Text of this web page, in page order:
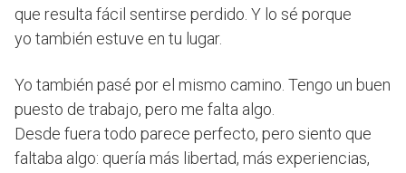
que resulta fácil sentirse perdido. Y lo sé porque
yo también estuve en tu lugar.
Yo también pasé por el mismo camino. Tengo un buen
puesto de trabajo, pero me falta algo.
Desde fuera todo parece perfecto, pero siento que
faltaba algo: quería más libertad, más experiencias,